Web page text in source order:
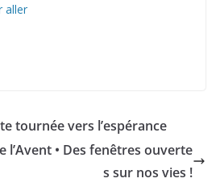
aller
tournée vers l’espérance
l’Avent • Des fenêtres ouverte
s sur nos vies !